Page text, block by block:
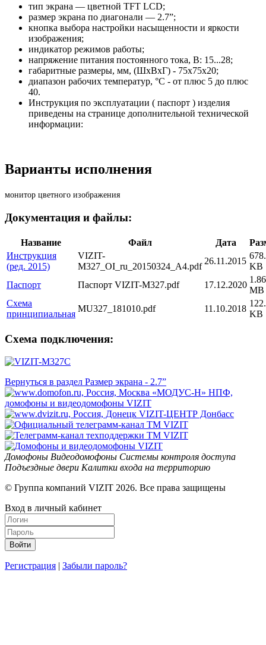
тип экрана — цветной TFT LCD;
размер экрана по диагонали — 2.7”;
кнопка выбора настройки насыщенности и яркости
изображения;
индикатор режимов работы;
напряжение питания постоянного тока, В: 15...28;
габаритные размеры, мм, (ШхВхГ) - 75х75х20;
диапазон рабочих температур, °С - от плюс 5 до плюс
40.
Инструкция по эксплуатации ( паспорт ) изделия
приведены на странице дополнительной технической
информации:
Варианты исполнения
монитор цветного изображения
Документация и файлы:
Название Файл Дата
Инструкция
(ред. 2015)
VIZIT-
M327_OI_ru_20150324_A4.pdf
26.11.2015
KB
Паспорт
Паспорт VIZIT-M327.pdf 17.12.2020
1.86
MB
Схема
принципиальная
МU327_181010.pdf 11.10.2018
KB
Схема подключения:
Вернуться в раздел Размер экрана - 2.7”
Домофоны Видеодомофоны Системы контроля доступа
Подъездные двери Калитки входа на территорию
© Группа компаний VIZIT 2026. Все права защищены
Вход в личный кабинет
Регистрация | Забыли пароль?